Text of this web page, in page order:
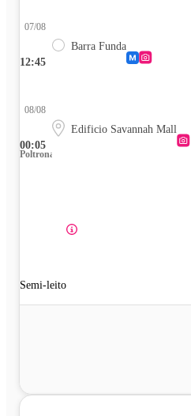
12:45
07/08
Barra Funda
00:05
08/08
Edificio Savannah Mall
Poltrona
Semi-leito